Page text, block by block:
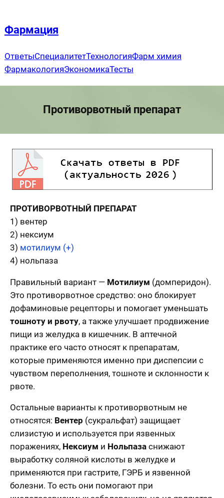
содержимому
Фармация
ОтветыСпециалитетТехнологияФарм химия
ФармакологияЭкономикаТесты
Противорвотный препарат
ПРОТИВОРВОТНЫЙ ПРЕПАРАТ
1) вентер
2) нексиум
3) мотилиум (+)
4) нольпаза
Правильный вариант — Мотилиум (домперидон).
Это противорвотное средство: оно блокирует
дофаминовые рецепторы и помогает уменьшать
тошноту и рвоту, а также улучшает продвижение
пищи из желудка в кишечник. В аптечной
практике его часто относят к препаратам,
которые применяются именно при диспепсии с
чувством переполнения, тошноте и склонности к
рвоте.
Остальные варианты к противорвотным не
относятся: Вентер (сукральфат) защищает
слизистую и используется при язвенных
поражениях, Нексиум и Нольпаза снижают
выработку соляной кислоты в желудке и
применяются при гастрите, ГЭРБ и язвенной
болезни. То есть они помогают при